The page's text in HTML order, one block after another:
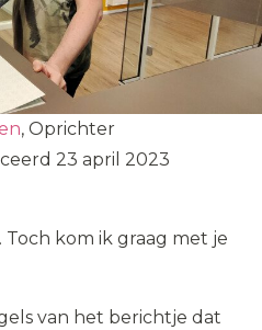
, Oprichter
23 april 2023
kom ik graag met je
van het berichtje dat